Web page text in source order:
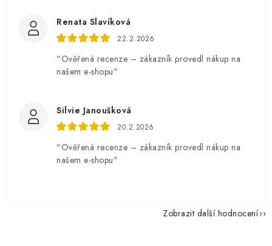
Renata Slavíková
22.2.2026
"Ověřená recenze – zákazník provedl nákup na
našem e-shopu"
Silvie Janoušková
20.2.2026
"Ověřená recenze – zákazník provedl nákup na
našem e-shopu"
Zobrazit další hodnocení